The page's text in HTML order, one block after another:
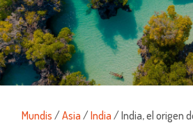
Mundis /Asia /India / India, el origen